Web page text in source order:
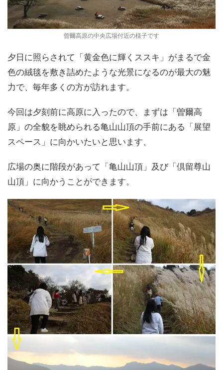
曽爾高原の中央広場付近の様子です
夕日に照らされて「黄金色に輝くススキ」がまるで金
色の絨毯を敷き詰めたような光景になるのが最大の魅
力で、毎年多くの方が訪れます。
今回は夕刻前に高原に入ったので、まずは「曽爾高
原」の全貌を眺められる亀山山頂の手前にある「展望
スペース」に向かいたいと思います、
広場の奥に階段があって「亀山山頂」及び「倶留尊山
山頂」に向かうことができます。